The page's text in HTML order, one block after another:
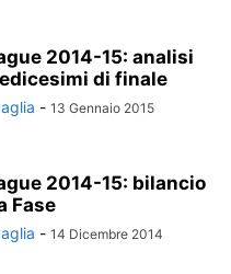
2014-15: analisi
di finale
- 13 Gennaio 2015
2014-15: bilancio
Fase
- 14 Dicembre 2014